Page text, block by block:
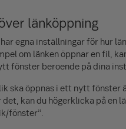
länköppning
egna inställningar för hur
om länken öppnar en fil,
fönster beroende på dina
ska öppnas i ett nytt fönster
kan du högerklicka på en
fönster”.